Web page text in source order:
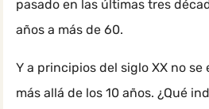
pasado en las últimas tres
años a más de 60.
Y a principios del siglo XX no
más allá de los 10 años. ¿Qué